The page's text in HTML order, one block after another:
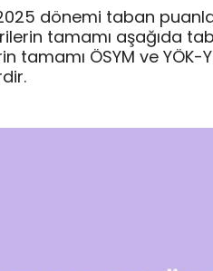
dönemi taban
tamamı aşağıda
ÖSYM ve YÖK-